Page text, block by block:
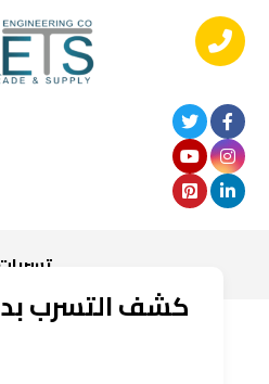
كشف التسرب